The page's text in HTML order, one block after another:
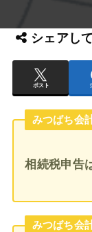
シェアし
ポスト
みつばち会
相続税申告
みつばち会